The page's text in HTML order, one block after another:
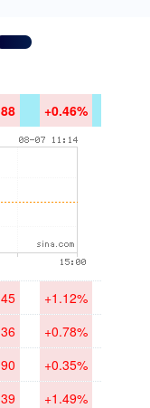
+0.46%
+1.12%
+0.78%
+0.35%
+1.49%